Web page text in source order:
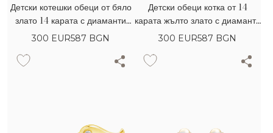
Детски котешки обеци от бяло
злато 14 карата с диаманти
0,008 карата
300 EUR587 BGN
Детски обеци котка от 14
карата жълто злато с диаманти
0,008 карата
300 EUR587 BGN